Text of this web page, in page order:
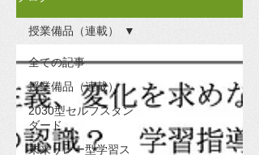
全ての記事
授業備品（連載）
2030型セルフスタン
ダード
未来リレー型学習ス
授業備品（連載）